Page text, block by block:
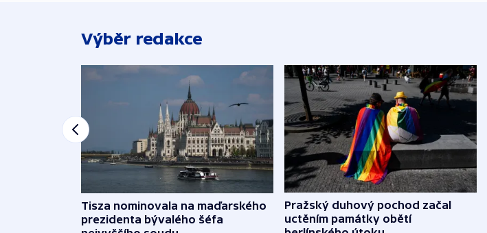
Výběr redakce
Tisza nominovala na maďarského
prezidenta bývalého šéfa
Pražský duhový pochod začal
uctěním památky obětí